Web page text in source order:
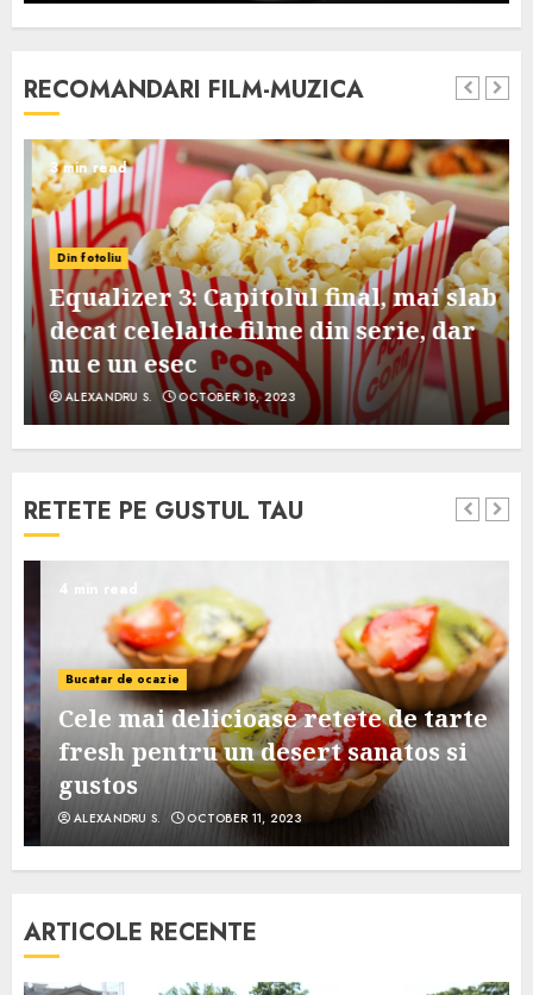
RECOMANDARI FILM-MUZICA
3 min read
Din fotoliu
Equalizer 3: Capitolul final, mai slab
decat celelalte filme din serie, dar
nu e un esec
ALEXANDRU S. OCTOBER 18, 2023
RETETE PE GUSTUL TAU
4 min read
Bucatar de ocazie
Cele mai delicioase retete de tarte
fresh pentru un desert sanatos si
gustos
ALEXANDRU S. OCTOBER 11, 2023
ARTICOLE RECENTE